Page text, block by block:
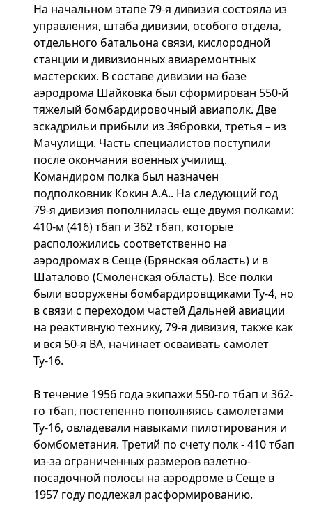
На начальном этапе 79-я дивизия состояла из
управления, штаба дивизии, особого отдела,
отдельного батальона связи, кислородной
станции и дивизионных авиаремонтных
мастерских. В составе дивизии на базе
аэродрома Шайковка был сформирован 550-й
тяжелый бомбардировочный авиаполк. Две
эскадрильи прибыли из Зябровки, третья – из
Мачулищи. Часть специалистов поступили
после окончания военных училищ.
Командиром полка был назначен
подполковник Кокин А.А.. На следующий год
79-я дивизия пополнилась еще двумя полками:
410-м (416) тбап и 362 тбап, которые
расположились соответственно на
аэродромах в Сеще (Брянская область) и в
Шаталово (Смоленская область). Все полки
были вооружены бомбардировщиками Ту-4, но
в связи с переходом частей Дальней авиации
на реактивную технику, 79-я дивизия, также как
и вся 50-я ВА, начинает осваивать самолет
Ту-16.
В течение 1956 года экипажи 550-го тбап и 362-
го тбап, постепенно пополняясь самолетами
Ту-16, овладевали навыками пилотирования и
бомбометания. Третий по счету полк - 410 тбап
из-за ограниченных размеров взлетно-
посадочной полосы на аэродроме в Сеще в
1957 году подлежал расформированию.